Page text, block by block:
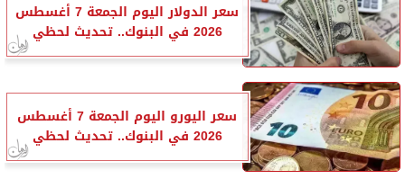
سعر الدولار اليوم الجمعة 7 أغسطس
2026 في البنوك.. تحديث لحظي
سعر اليورو اليوم الجمعة 7 أغسطس
2026 في البنوك.. تحديث لحظي